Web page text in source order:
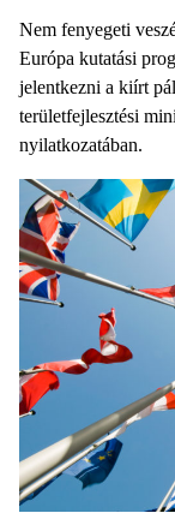
Nem fenyegeti
Európa kutatási
jelentkezni a kiírt
területfejlesztési
nyilatkozatában.